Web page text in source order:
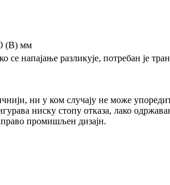
(В) мм
се напајање разликује, потребан је
ни у ком случају не може
ниску стопу отказа, лако
промишљен дизајн.